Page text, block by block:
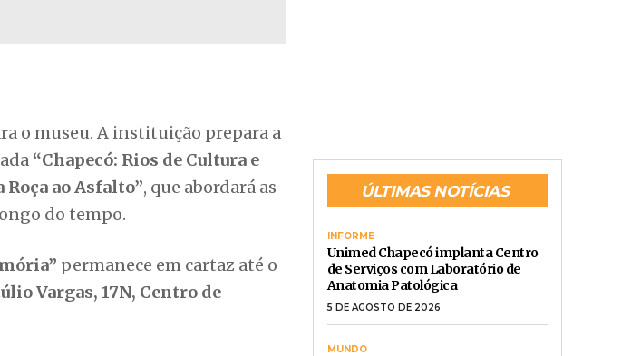
o museu. A instituição prepara a
“Chapecó: Rios de Cultura e
Roça ao Asfalto”, que abordará as
do tempo.
permanece em cartaz até o
Vargas, 17N, Centro de
ÚLTIMAS NOTÍCIAS
INFORME
Unimed Chapecó implanta Centro
de Serviços com Laboratório de
Anatomia Patológica
5 DE AGOSTO DE 2026
MUNDO